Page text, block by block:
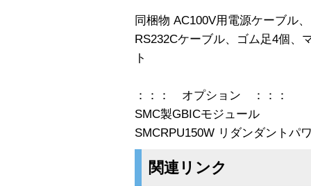
同梱物 AC100V用電源ケーブル
RS232Cケーブル、ゴム足4個、
ト
：：： オプション ：：：
SMC製GBICモジュール
SMCRPU150W リダンダントパ
関連リンク